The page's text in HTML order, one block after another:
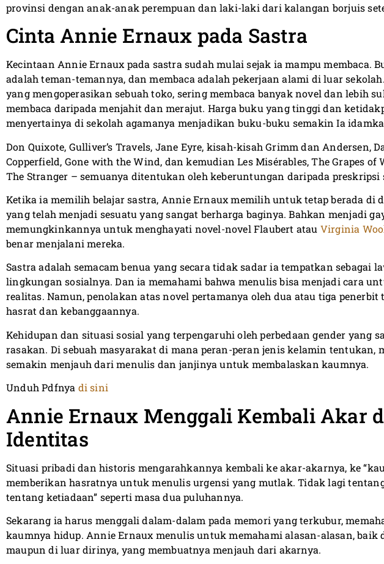
provinsi dengan anak-anak perempuan dan laki-laki dari kalangan borjuis
Cinta Annie Ernaux pada Sastra
Kecintaan Annie Ernaux pada sastra sudah mulai sejak ia mampu membaca.
adalah teman-temannya, dan membaca adalah pekerjaan alami di luar
yang mengoperasikan sebuah toko, sering membaca banyak novel dan lebih
membaca daripada menjahit dan merajut. Harga buku yang tinggi dan
menyertainya di sekolah agamanya menjadikan buku-buku semakin Ia
Don Quixote, Gulliver’s Travels, Jane Eyre, kisah-kisah Grimm dan Andersen,
Copperfield, Gone with the Wind, dan kemudian Les Misérables, The Grapes of
The Stranger – semuanya ditentukan oleh keberuntungan daripada preskripsi
Ketika ia memilih belajar sastra, Annie Ernaux memilih untuk tetap berada di
yang telah menjadi sesuatu yang sangat berharga baginya. Bahkan menjadi
memungkinkannya untuk menghayati novel-novel Flaubert atau Virginia
benar menjalani mereka.
Sastra adalah semacam benua yang secara tidak sadar ia tempatkan sebagai
lingkungan sosialnya. Dan ia memahami bahwa menulis bisa menjadi cara
realitas. Namun, penolakan atas novel pertamanya oleh dua atau tiga penerbit
hasrat dan kebanggaannya.
Kehidupan dan situasi sosial yang terpengaruhi oleh perbedaan gender yang
rasakan. Di sebuah masyarakat di mana peran-peran jenis kelamin tentukan,
semakin menjauh dari menulis dan janjinya untuk membalaskan kaumnya.
Unduh Pdfnya di sini
Annie Ernaux Menggali Kembali Akar
Identitas
Situasi pribadi dan historis mengarahkannya kembali ke akar-akarnya, ke
memberikan hasratnya untuk menulis urgensi yang mutlak. Tidak lagi
tentang ketiadaan” seperti masa dua puluhannya.
Sekarang ia harus menggali dalam-dalam pada memori yang terkubur,
kaumnya hidup. Annie Ernaux menulis untuk memahami alasan-alasan, baik
maupun di luar dirinya, yang membuatnya menjauh dari akarnya.